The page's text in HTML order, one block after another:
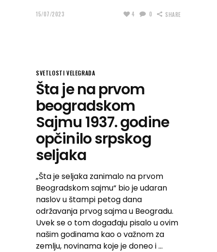
15/07/2023 4 0 SHARE
SVETLOSTI VELEGRADA
Šta je na prvom
beogradskom
Sajmu 1937. godine
opčinilo srpskog
seljaka
„Šta je seljaka zanimalo na prvom
Beogradskom sajmu“ bio je udaran
naslov u štampi petog dana
održavanja prvog sajma u Beogradu.
Uvek se o tom događaju pisalo u ovim
našim godinama kao o važnom za
zemlju, novinama koje je doneo i